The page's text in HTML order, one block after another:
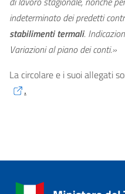
indeterminato dei predetti
stabilimenti termali.
Variazioni al piano dei conti.»
La circolare e i suoi allegati
.